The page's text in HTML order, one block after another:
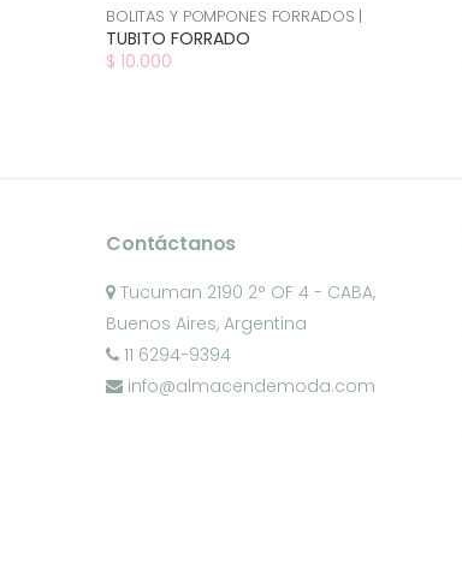
BOLITAS Y POMPONES FORRADOS |
TUBITO FORRADO
$ 10.000
Contáctanos
Tucuman 2190 2° OF 4 - CABA,
Buenos Aires, Argentina
11 6294-9394
info@almacendemoda.com